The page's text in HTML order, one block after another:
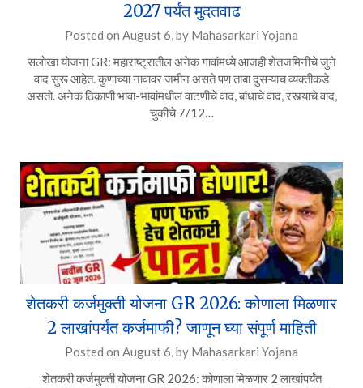
2027 पर्यंत मुदतवाढ
Posted on August 6,by Mahasarkari Yojana
सलोखा योजना GR: महाराष्ट्रातील अनेक गावांमध्ये आजही शेतजमिनीचे जुने
वाद सुरू आहेत. कुणाच्या नावावर जमीन असते पण ताबा दुसऱ्याच व्यक्तीकडे
असतो. अनेक ठिकाणी भावा-भावांमधील वाटणीचे वाद, बांधाचे वाद, रस्त्याचे वाद,
चुकीचे 7/12…
शेतकरी कर्जमुक्ती योजना GR 2026: कोणाला मिळणार
2 लाखांपर्यंत कर्जमाफी? जाणून घ्या संपूर्ण माहिती
Posted on August 6,by Mahasarkari Yojana
शेतकरी कर्जमुक्ती योजना GR 2026: कोणाला मिळणार 2 लाखांपर्यंत